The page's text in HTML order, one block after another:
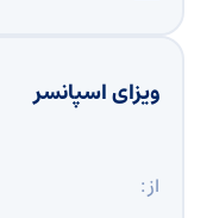
ویزای اسپانسر
از :